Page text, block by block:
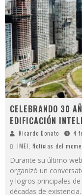
CELEBRANDO 30
EDIFICACIÓN
Ricardo Donato
4
IMEI, Noticias del
Durante su último
organizó un
y logros principales
décadas de existencia.